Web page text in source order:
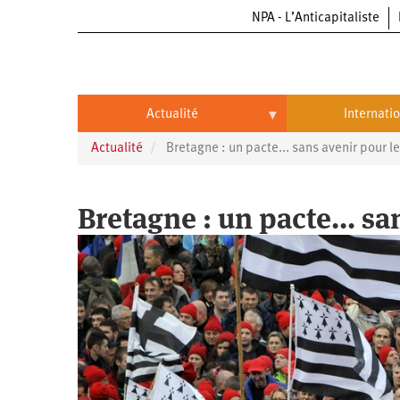
NPA - L’Anticapitaliste
Actualité
Actualité
Entreprises
Entreprises
Automobile
Aéronautique
Commerce
Oppressions
Oppressions
Antiracisme
Féminisme
Économie
Écologie
Éducation
International
Chine
États-
Unis
Continents
Continents
Afrique
Actualité Bretagne : un pacte... sans avenir pour
Bretagne : un pacte...